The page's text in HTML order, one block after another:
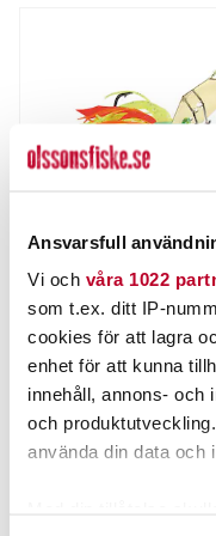
Ansvarsfull
Vi och våra 1022
som t.ex. ditt IP-
cookies för att lagra
enhet för att kunna
innehåll, annons- och
och
använda din data och
Pig Hula Tiny
7g
Nuvarande pris:
69,00 krTidigare
69,00 kr
89,00 kr
LÄS MER